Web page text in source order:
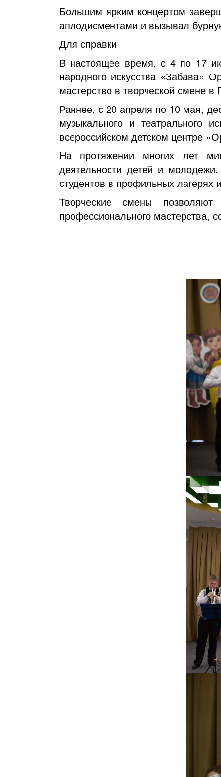
Большим ярким концертом
аплодисментами и вызывал
Для справки
В настоящее время, с 4 по 17
народного искусства «Забава»
мастерство в творческой смене в
Раннее, с 20 апреля по 10 мая,
музыкального и театрального
всероссийском детском центре
На протяжении многих лет
деятельности детей и
студентов в профильных лагерях
Творческие смены
профессионального мастерства,